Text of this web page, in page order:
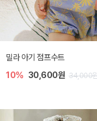
밀라 아기 점프수트
10% 30,600원 34,000